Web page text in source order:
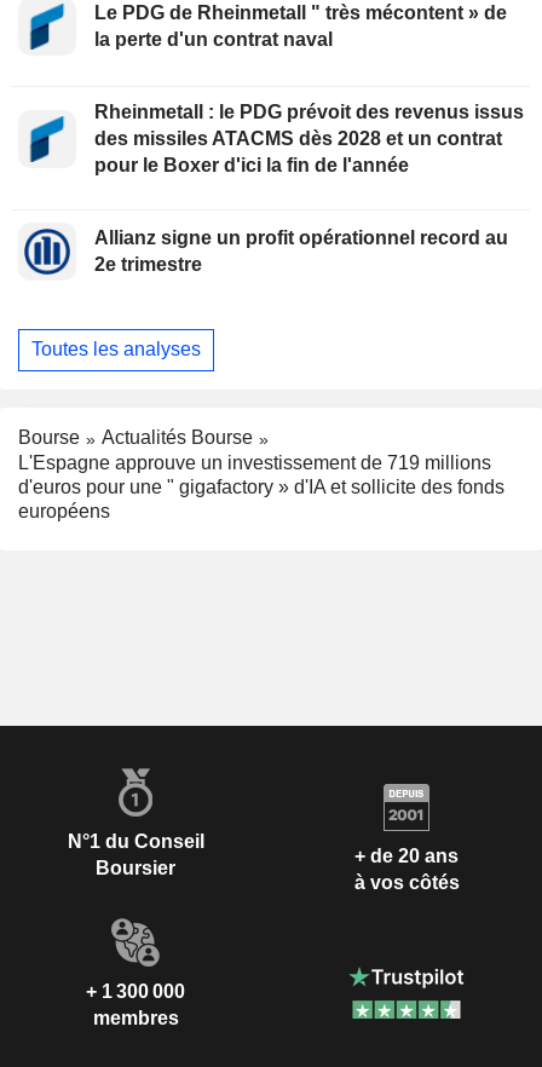
Le PDG de Rheinmetall " très mécontent » de
la perte d'un contrat naval
Rheinmetall : le PDG prévoit des revenus issus
des missiles ATACMS dès 2028 et un contrat
pour le Boxer d'ici la fin de l'année
Allianz signe un profit opérationnel record au
2e trimestre
Toutes les analyses
Bourse
Actualités Bourse
L'Espagne approuve un investissement de 719 millions
d'euros pour une " gigafactory » d'IA et sollicite des fonds
européens
N°1 du Conseil
Boursier
+ de 20 ans
à vos côtés
+ 1 300 000
membres